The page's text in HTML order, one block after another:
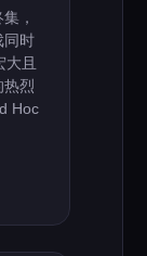
，
同时
且
热烈
Hoc